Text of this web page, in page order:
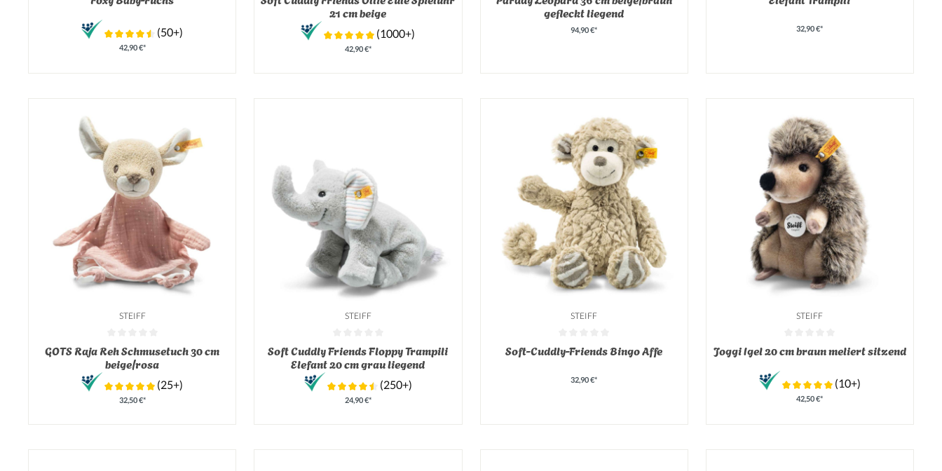
(50+)
42,90 €*
21 cm beige
(1000+)
42,90 €*
gefleckt liegend
94,90 €* 32,90 €*
STEIFF
Durchschnittliche Bewertung von 0 von 5 Sternen
GOTS Raja Reh Schmusetuch 30 cm
beige/rosa
(25+)
32,50 €*
STEIFF
Durchschnittliche Bewertung von 0 von 5 Sternen
Soft Cuddly Friends Floppy Trampili
Elefant 20 cm grau liegend
(250+)
24,90 €*
STEIFF
Durchschnittliche Bewertung von 0 von 5 Sternen
Soft-Cuddly-Friends Bingo Affe
32,90 €*
STEIFF
Durchschnittliche Bewertung von 0 von 5
Joggi Igel 20 cm braun meliert sitzend
(10+)
42,50 €*